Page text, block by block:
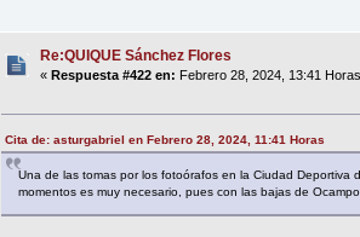
Re:QUIQUE Sánchez Flores
«Respuesta #422 en: Febrero 28, 2024, 13:41
Cita de: asturgabriel en Febrero 28, 2024, 11:41 Horas
Una de las tomas por los fotoórafos en la Ciudad
momentos es muy necesario, pues con las bajas de